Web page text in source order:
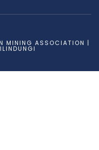
MINING ASSOCIATION |